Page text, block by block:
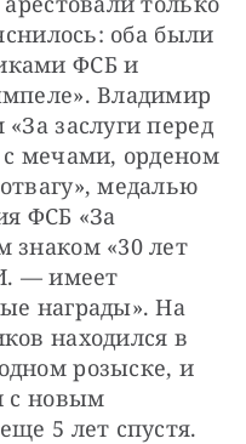
оба были
ФСБ и
Владимир
заслуги перед
мечами, орденом
медалью
ФСБ «За
знаком «30 лет
— имеет
награды». На
находился в
розыске, и
с новым
5 лет спустя.